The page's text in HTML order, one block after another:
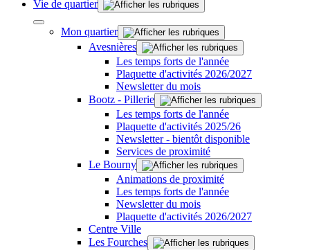
Vie de quartier
Mon quartier
Avesnières
Les temps forts de l'année
Plaquette d'activités 2026/2027
Newsletter du mois
Bootz - Pillerie
Les temps forts de l'année
Plaquette d'activités 2025/26
Newsletter - bientôt disponible
Services de proximité
Le Bourny
Animations de proximité
Les temps forts de l'année
Newsletter du mois
Plaquette d'activités 2026/2027
Centre Ville
Les Fourches